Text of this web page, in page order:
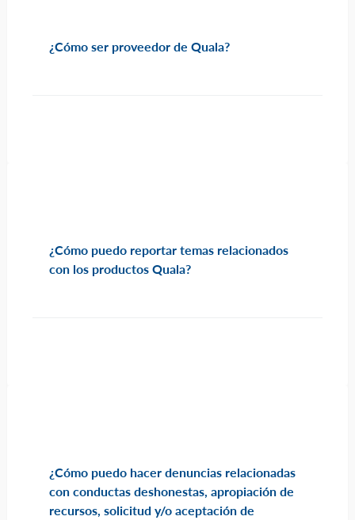
¿Cómo ser proveedor de Quala?
¿Cómo puedo reportar temas relacionados
con los productos Quala?
¿Cómo puedo hacer denuncias relacionadas
con conductas deshonestas, apropiación de
recursos, solicitud y/o aceptación de